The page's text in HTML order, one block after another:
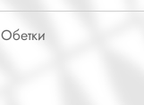
Обетки